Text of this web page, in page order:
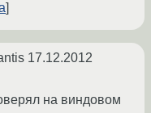
17.12.2012
на виндовом